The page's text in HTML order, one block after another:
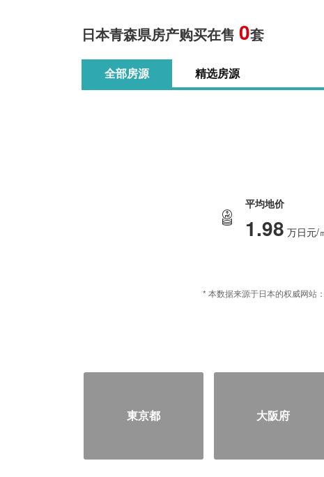
日本青森県房产购买在售 0套
全部房源 精选房源
平均地价
1.98 万日元/
* 本数据来源于日本的权威网站
東京都 大阪府